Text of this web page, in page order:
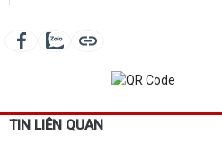
TIN LIÊN QUAN